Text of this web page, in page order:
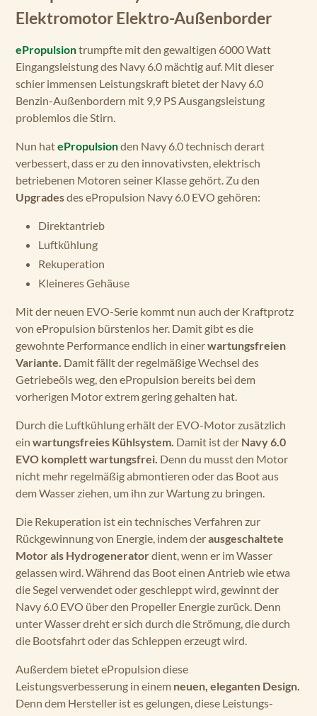
Elektromotor Elektro-Außenborder
ePropulsiontrumpfte mit den gewaltigen 6000 Watt
Eingangsleistung des Navy 6.0 mächtig auf. Mit dieser
schier immensen Leistungskraft bietet der Navy 6.0
Benzin-Außenbordern mit 9,9 PS Ausgangsleistung
problemlos die Stirn.
Nun hatePropulsionden Navy 6.0 technisch derart
verbessert, dass er zu den innovativsten, elektrisch
betriebenen Motoren seiner Klasse gehört. Zu den
Upgradesdes ePropulsion Navy 6.0 EVO gehören:
Direktantrieb
Luftkühlung
Rekuperation
Kleineres Gehäuse
Mit der neuen EVO-Serie kommt nun auch der Kraftprotz
von ePropulsion bürstenlos her. Damit gibt es die
gewohnte Performance endlich in einerwartungsfreien
Variante. Damit fällt der regelmäßige Wechsel des
Getriebeöls weg, den ePropulsion bereits bei dem
vorherigen Motor extrem gering gehalten hat.
Durch die Luftkühlung erhält der EVO-Motor zusätzlich
ein wartungsfreies Kühlsystem. Damit ist der Navy 6.0
EVO komplett wartungsfrei. Denn du musst den Motor
nicht mehr regelmäßig abmontieren oder das Boot aus
dem Wasser ziehen, um ihn zur Wartung zu bringen.
Die Rekuperation ist ein technisches Verfahren zur
Rückgewinnung von Energie, indem derausgeschaltete
Motor als Hydrogeneratordient, wenn er im Wasser
gelassen wird. Während das Boot einen Antrieb wie etwa
die Segel verwendet oder geschleppt wird, gewinnt der
Navy 6.0 EVO über den Propeller Energie zurück. Denn
unter Wasser dreht er sich durch die Strömung, die durch
die Bootsfahrt oder das Schleppen erzeugt wird.
Außerdem bietet ePropulsion diese
Leistungsverbesserung in einem neuen, eleganten Design.
Denn dem Hersteller ist es gelungen, diese Leistungs­